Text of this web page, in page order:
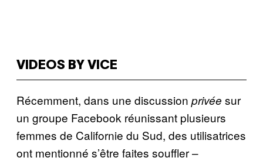
VIDEOS BY VICE
Récemment, dans une discussion privée sur
un groupe Facebook réunissant plusieurs
femmes de Californie du Sud, des utilisatrices
ont mentionné s’être faites souffler –